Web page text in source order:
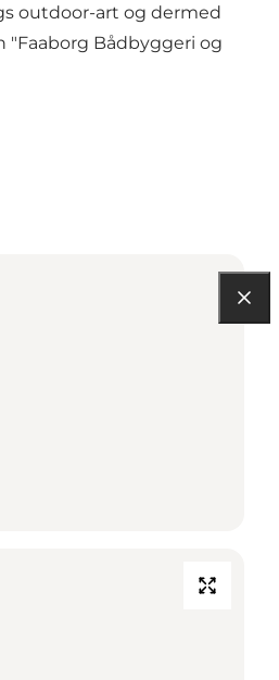
outdoor-art og dermed
"Faaborg Bådbyggeri og